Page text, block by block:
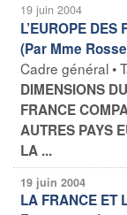
19 juin 2004
L’EUROPE DES
(Par Mme
Cadre général •
DIMENSIONS
FRANCE
AUTRES PAYS
LA ...
19 juin 2004
LA FRANCE ET